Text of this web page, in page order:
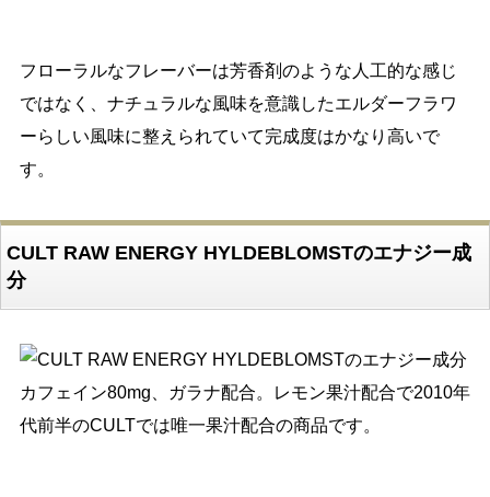
フローラルなフレーバーは芳香剤のような人工的な感じ
ではなく、ナチュラルな風味を意識したエルダーフラワ
ーらしい風味に整えられていて完成度はかなり高いで
す。
CULT RAW ENERGY HYLDEBLOMSTのエナジー成
分
カフェイン80mg、ガラナ配合。レモン果汁配合で2010年
代前半のCULTでは唯一果汁配合の商品です。